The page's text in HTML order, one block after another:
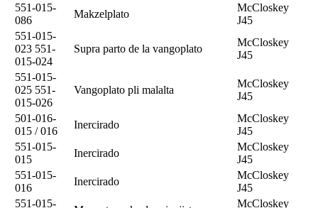
551-015-
086
Makzelplato
McCloskey
J45
551-015-
023 551-
015-024
Supra parto de la vangoplato
McCloskey
J45
551-015-
025 551-
015-026
Vangoplato pli malalta
McCloskey
J45
501-016-
015 / 016
Inercirado
McCloskey
J45
551-015-
015
Inercirado
McCloskey
J45
551-015-
016
Inercirado
McCloskey
J45
551-015-
McCloskey